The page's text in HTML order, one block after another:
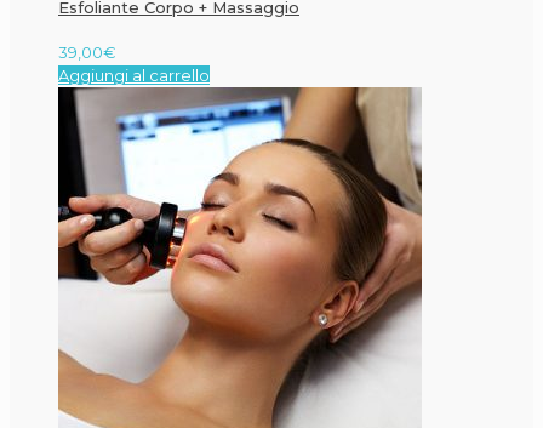
Esfoliante Corpo + Massaggio
39,00€
Aggiungi al carrello